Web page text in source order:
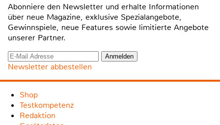
Abonniere den Newsletter und erhalte Informationen
über neue Magazine, exklusive Spezialangebote,
Gewinnspiele, neue Features sowie limitierte Angebote
unserer Partner.
Newsletter abbestellen
Shop
Testkompetenz
Redaktion